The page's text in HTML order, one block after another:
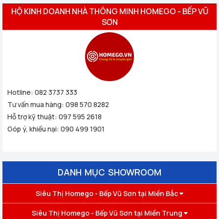
HỘ KINH DOANH NHÀ THÔNG MINH HOMEGO - BẾP VŨ
SƠN
Hotline: 082 3737 333
Tư vấn mua hàng: 098 570 8282
Hỗ trợ kỹ thuật: 097 595 2618
Góp ý, khiếu nại: 090 499 1901
DANH MỤC SHOWROOM
Siêu Thị Homego - Bếp Vũ Sơn tại Miền Bắc
Siêu Thị Homego - Bếp Vũ Sơn tại Miền Trung